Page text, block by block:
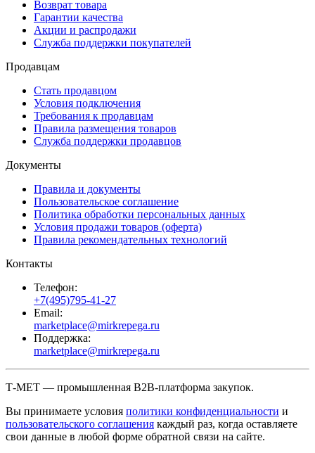
Возврат товара
Гарантии качества
Акции и распродажи
Служба поддержки покупателей
Продавцам
Стать продавцом
Условия подключения
Требования к продавцам
Правила размещения товаров
Служба поддержки продавцов
Документы
Правила и документы
Пользовательское соглашение
Политика обработки персональных данных
Условия продажи товаров (оферта)
Правила рекомендательных технологий
Контакты
Телефон:
+7(495)795-41-27
Email:
marketplace@mirkrepega.ru
Поддержка:
marketplace@mirkrepega.ru
Т-МЕТ — промышленная B2B-платформа закупок.
Вы принимаете условия политики конфиденциальности и
пользовательского соглашения каждый раз, когда оставляете
свои данные в любой форме обратной связи на сайте.